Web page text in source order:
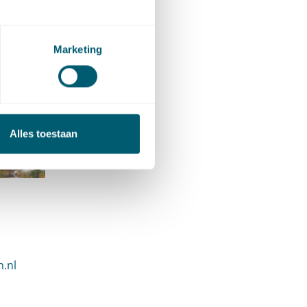
Marketing
Alles toestaan
Winzum